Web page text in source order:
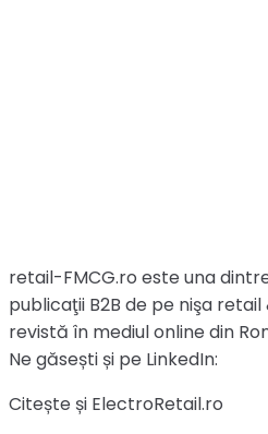
retail-FMCG.ro este una
publicaţii B2B de pe nişa
revistă în mediul online din
Ne găsești și pe LinkedIn:
Citește și ElectroRetail.ro